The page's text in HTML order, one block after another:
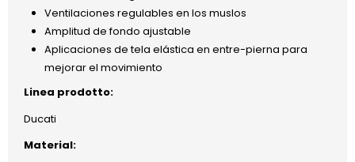
Ventilaciones regulables en los muslos
Amplitud de fondo ajustable
Aplicaciones de tela elástica en entre-pierna para
mejorar el movimiento
Linea prodotto:
Ducati
Material: